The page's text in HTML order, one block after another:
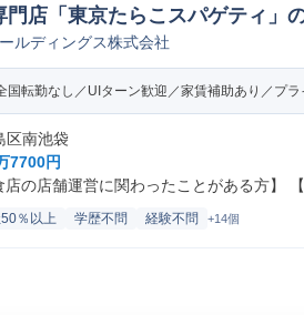
門店「東京たらこスパゲティ」
ルディングス株式会社
国転勤なし／UIターン歓迎／家賃補助あり／プ
区南池袋
7700円
の店舗運営に関わったことがある方】 【
％以上 学歴不問 経験不問 +14個